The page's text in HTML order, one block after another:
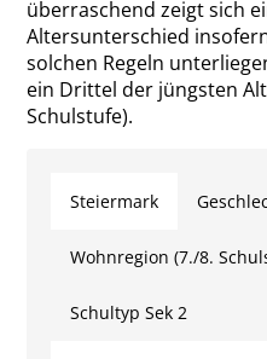
überraschend zeigt sich
Altersunterschied
solchen Regeln
ein Drittel der jüngsten
Schulstufe).
Steiermark
Wohnregion (7./8.
Schultyp Sek 2